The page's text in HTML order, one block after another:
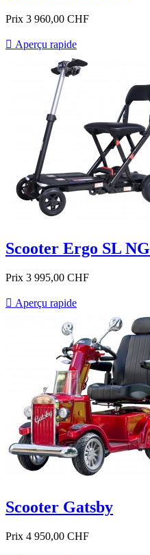
Prix 3 960,00 CHF
 Aperçu rapide
Scooter Ergo SL NG
Prix 3 995,00 CHF
 Aperçu rapide
Scooter Gatsby
Prix 4 950,00 CHF